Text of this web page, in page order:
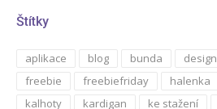
Štítky
aplikace blog bunda design
freebie
freebiefriday halenka
kalhoty
kardigan ke stažení